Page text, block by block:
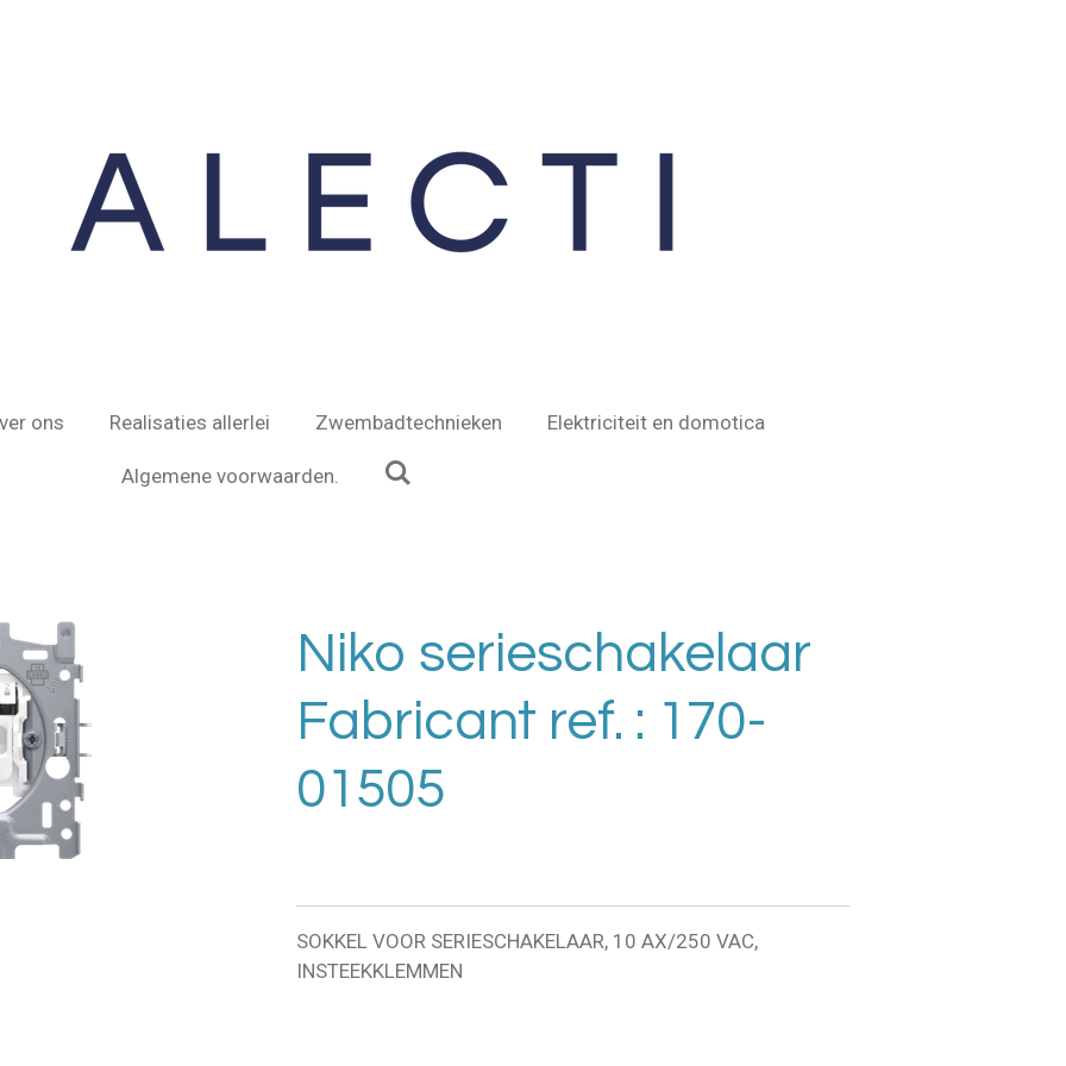
ons Realisaties allerlei Zwembadtechnieken Elektriciteit en domotica
Algemene voorwaarden.
Niko serieschakelaar
Fabricant ref. : 170-
01505
SOKKEL VOOR SERIESCHAKELAAR, 10 AX/250 VAC,
INSTEEKKLEMMEN